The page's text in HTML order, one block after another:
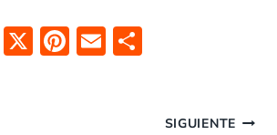
Li X Pi E
SIGUIENTE